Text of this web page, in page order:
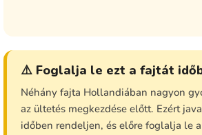
⚠️ Foglalja le ezt a fajtát
Néhány fajta Hollandiában nagyon
az ültetés megkezdése előtt. Ezért
időben rendeljen, és előre foglalja le